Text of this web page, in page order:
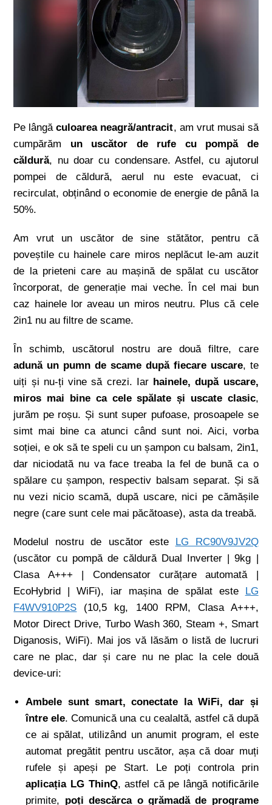
Pe lângăculoarea neagră/antracit, am vrut musai să
cumpărăm un uscător de rufe cu pompă de
căldură, nu doar cu condensare. Astfel, cu ajutorul
pompei de căldură, aerul nu este evacuat, ci
recirculat, obținând o economie de energie de până la
50%.
Am vrut un uscător de sine stătător, pentru că
poveștile cu hainele care miros neplăcut le-am auzit
de la prieteni care au mașină de spălat cu uscător
încorporat, de generație mai veche. În cel mai bun
caz hainele lor aveau un miros neutru. Plus că cele
2in1 nu au filtre de scame.
În schimb, uscătorul nostru are două filtre, care
adună un pumn de scame după fiecare uscare, te
uiți și nu-ți vine să crezi. Iar hainele, după uscare,
miros mai bine ca cele spălate și uscate clasic,
jurăm pe roșu. Și sunt super pufoase, prosoapele se
simt mai bine ca atunci când sunt noi. Aici, vorba
soției, e ok să te speli cu un șampon cu balsam, 2in1,
dar niciodată nu va face treaba la fel de bună ca o
spălare cu șampon, respectiv balsam separat. Și să
nu vezi nicio scamă, după uscare, nici pe cămășile
negre (care sunt cele mai păcătoase), asta da treabă.
Modelul nostru de uscător este
LG RC90V9JV2Q
(uscător cu pompă de căldură Dual Inverter | 9kg |
Clasa A+++ | Condensator curățare automată |
EcoHybrid | WiFi), iar mașina de spălat este
LG
F4WV910P2S (10,5 kg, 1400 RPM, Clasa A+++,
Motor Direct Drive, Turbo Wash 360, Steam +, Smart
Diganosis, WiFi). Mai jos vă lăsăm o listă de lucruri
care ne plac, dar și care nu ne plac la cele două
device-uri:
Ambele sunt smart, conectate la WiFi, dar și
între ele. Comunică una cu cealaltă, astfel că după
ce ai spălat, utilizând un anumit program, el este
automat pregătit pentru uscător, așa că doar muți
rufele și apeși pe Start. Le poți controla prin
aplicația LG ThinQ, astfel că pe lângă notificările
primite, poți descărca o grămadă de programe